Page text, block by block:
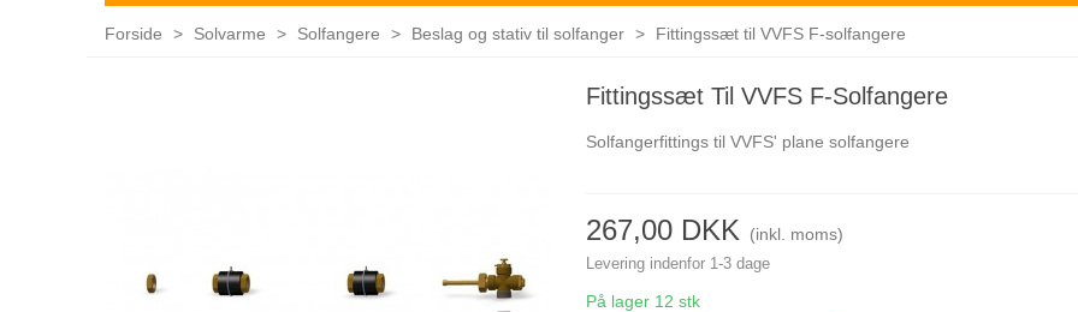
Forside > Solvarme > Solfangere > Beslag og stativ til solfanger > Fittingssæt til VVFS F-solfangere
Fittingssæt Til VVFS F-Solfangere
Solfangerfittings til VVFS' plane solfangere
267,00 DKK (inkl. moms)
Levering indenfor 1-3 dage
På lager 12 stk